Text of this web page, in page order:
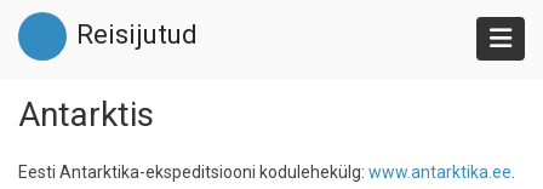
Liigu
edasi
põhisisu
Reisijutud
Antarktis
Eesti Antarktika-ekspeditsiooni kodulehekülg: www.antarktika.ee